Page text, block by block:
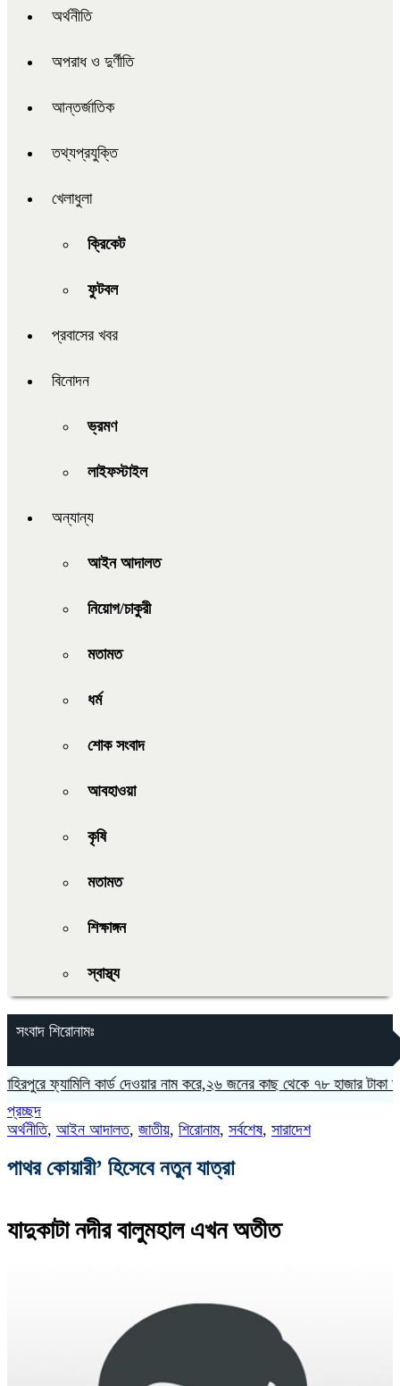
অর্থনীতি
অপরাধ ও দুর্ণীতি
আন্তর্জাতিক
তথ্যপ্রযুক্তি
খেলাধুলা
ক্রিকেট
ফুটবল
প্রবাসের খবর
বিনোদন
ভ্রমণ
লাইফস্টাইল
অন্যান্য
আইন আদালত
নিয়োগ/চাকুরী
মতামত
ধর্ম
শোক সংবাদ
আবহাওয়া
কৃষি
মতামত
শিক্ষাঙ্গন
স্বাস্থ্য
সংবাদ শিরোনামঃ
ফ্যামিলি কার্ড দেওয়ার নাম করে,২৬ জনের কাছ থেকে ৭৮ হাজার টাকা
প্রচ্ছদ
অর্থনীতি, আইন আদালত, জাতীয়, শিরোনাম, সর্বশেষ, সারাদেশ
পাথর কোয়ারী’ হিসেবে নতুন যাত্রা
যাদুকাটা নদীর বালুমহাল এখন অতীত